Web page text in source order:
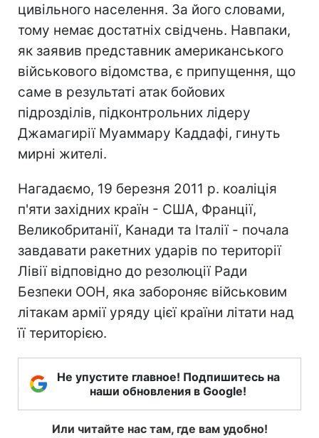
цивільного населення. За його словами,
тому немає достатніх свідчень. Навпаки,
як заявив представник американського
військового відомства, є припущення, що
саме в результаті атак бойових
підрозділів, підконтрольних лідеру
Джамагирії Муаммару Каддафі, гинуть
мирні жителі.
Нагадаємо, 19 березня 2011 р. коаліція
п'яти західних країн - США, Франції,
Великобританії, Канади та Італії - почала
завдавати ракетних ударів по території
Лівії відповідно до резолюції Ради
Безпеки ООН, яка забороняє військовим
літакам армії уряду цієї країни літати над
її територією.
Не упустите главное! Подпишитесь на
наши обновления в Google!
Или читайте нас там, где вам удобно!